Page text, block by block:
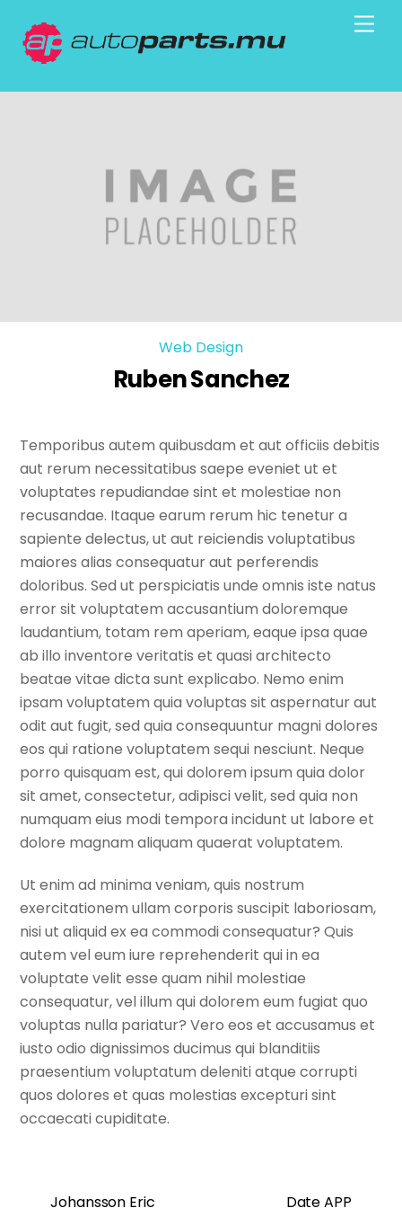
content
Web Design
Ruben Sanchez
Temporibus autem quibusdam et aut officiis debitis
aut rerum necessitatibus saepe eveniet ut et
voluptates repudiandae sint et molestiae non
recusandae. Itaque earum rerum hic tenetur a
sapiente delectus, ut aut reiciendis voluptatibus
maiores alias consequatur aut perferendis
doloribus. Sed ut perspiciatis unde omnis iste natus
error sit voluptatem accusantium doloremque
laudantium, totam rem aperiam, eaque ipsa quae
ab illo inventore veritatis et quasi architecto
beatae vitae dicta sunt explicabo. Nemo enim
ipsam voluptatem quia voluptas sit aspernatur aut
odit aut fugit, sed quia consequuntur magni dolores
eos qui ratione voluptatem sequi nesciunt. Neque
porro quisquam est, qui dolorem ipsum quia dolor
sit amet, consectetur, adipisci velit, sed quia non
numquam eius modi tempora incidunt ut labore et
dolore magnam aliquam quaerat voluptatem.
Ut enim ad minima veniam, quis nostrum
exercitationem ullam corporis suscipit laboriosam,
nisi ut aliquid ex ea commodi consequatur? Quis
autem vel eum iure reprehenderit qui in ea
voluptate velit esse quam nihil molestiae
consequatur, vel illum qui dolorem eum fugiat quo
voluptas nulla pariatur? Vero eos et accusamus et
iusto odio dignissimos ducimus qui blanditiis
praesentium voluptatum deleniti atque corrupti
quos dolores et quas molestias excepturi sint
occaecati cupiditate.
Johansson Eric Date APP